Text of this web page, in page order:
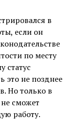
в
, если он
по месту
статус
это не позднее
Но только в
сможет
работу.